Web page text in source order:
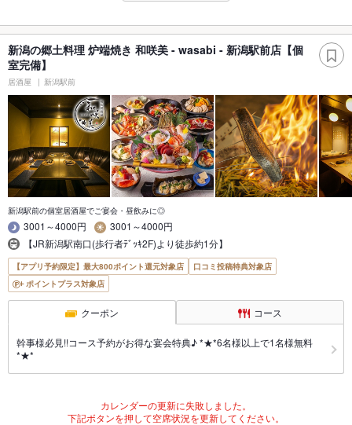
新潟の郷土料理 炉端焼き 和咲美 - wasabi - 新潟駅前店【個
室完備】
居酒屋 新潟駅前
新潟駅前の個室居酒屋でご宴会・昼飲みに◎
3001～4000円
3001～4000円
【JR新潟駅南口(歩行者ﾃﾞｯｷ2F)より徒歩約1分】
【アプリ予約限定】最大800ポイント還元対象店
口コミ投稿特典対象店
ポイントプラス対象店
クーポン コース
幹事様必見!!コース予約がお得な宴会特典♪ *★*6名様以上で1名様無料
*★*
カレンダーの更新に失敗しました。
下記ボタンを押して空席状況を更新してください。